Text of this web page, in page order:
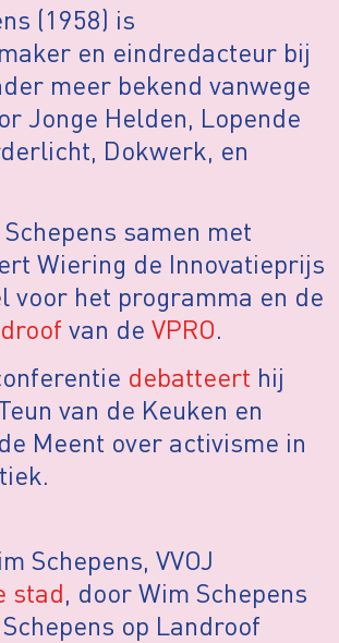
(1958) is
en eindredacteur bij
meer bekend vanwege
Jonge Helden, Lopende
Dokwerk, en
samen met
Wiering de Innovatieprijs
voor het programma en de
van de VPRO.
debatteert hij
van de Keuken en
Meent over activisme in
Schepens, VVOJ
stad, door Wim Schepens
op Landroof